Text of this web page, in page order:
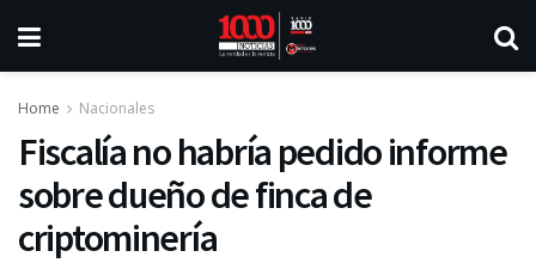
Home Nacionales
Fiscalía no habría pedido informe
sobre dueño de finca de
criptominería